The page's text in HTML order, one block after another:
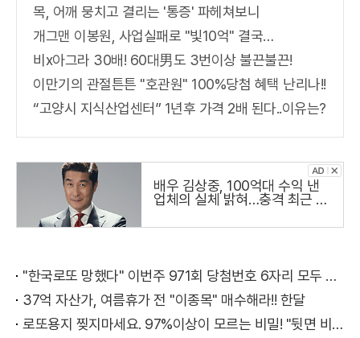
목, 어깨 뭉치고 결리는 '통증' 파헤쳐보니
개그맨 이봉원, 사업실패로 "빛10억" 결국…
비x아그라 30배! 60대男도 3번이상 불끈불끈!
이만기의 관절튼튼 "호관원" 100%당첨 혜택 난리나!!
“고양시 지식산업센터” 1년후 가격 2배 된다..이유는?
배우 김상중, 100억대 수익 낸
업체의 실체 밝혀…충격 최근 냉
의 사랑을 받는 국민 배우 김상
"한국로또 망했다" 이번주 971회 당첨번호 6자리 모두 유출...관계자 실수로 "비상"!
37억 자산가, 여름휴가 전 "이종목" 매수해라!! 한달
로또용지 찢지마세요. 97%이상이 모르는 비밀! "뒷면 비추면 번호 보인다!?"